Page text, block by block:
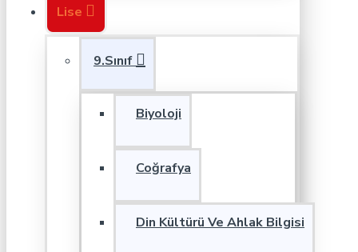
Lise
9.Sınıf
Biyoloji
Coğrafya
Din Kültürü Ve Ahlak Bilgisi